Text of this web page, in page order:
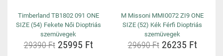
Timberland TB1802 091 ONE
SIZE (54) Fekete Női Dioptriás
szemüvegek
29390 Ft25995 Ft
M Missoni MMI0072 ZI9 ONE
SIZE (52) Kék Férfi Dioptriás
szemüvegek
29690 Ft26235 Ft